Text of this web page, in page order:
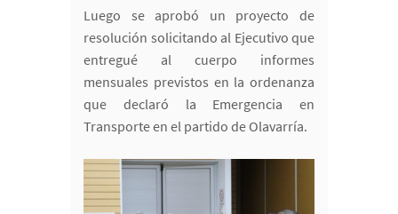
Luego se aprobó un proyecto de
resolución solicitando al Ejecutivo que
entregué al cuerpo informes
mensuales previstos en la ordenanza
que declaró la Emergencia en
Transporte en el partido de Olavarría.